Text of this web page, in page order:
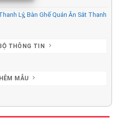
Lý, Bàn Ghế Quán Ăn Sắt Thanh
THÔNG TIN
MẪU